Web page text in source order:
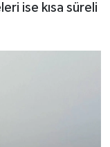
ise kısa süreli